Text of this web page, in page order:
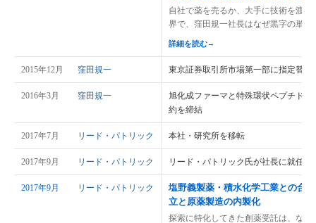
自社で薬を売るか、大手に技術を渡
界で、窪田規一社長はなぜ黒字の単独
詳細を読む→
2015年12月 窪田規一 東京証券取引所市場第一部に指定替え
2016年3月 窪田規一
旭化成ファーマと特殊環状ペプチド
約を締結
2017年7月 リード・パトリック 本社・研究所を移転
2017年9月 リード・パトリック リード・パトリック氏が社長に就任
2017年9月 リード・パトリック
塩野義製薬・積水化学工業との合
立と原薬製造の内製化
探索に特化してきた創薬受託は、なぜ